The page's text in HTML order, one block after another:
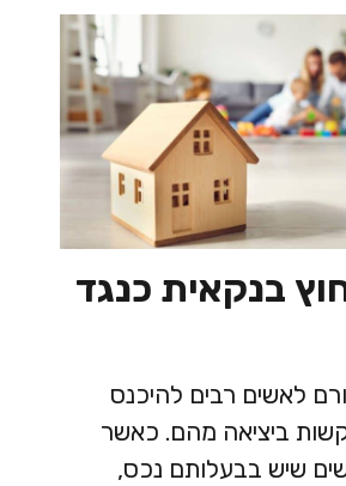
בנקאית כנגד
לאשים רבים להיכנס
ביציאה מהם. כאשר
שיש בבעלותם נכס,